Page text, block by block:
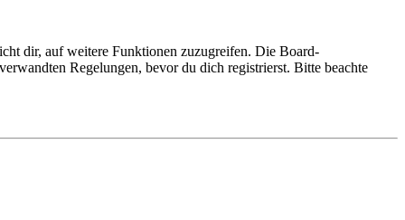
dir, auf weitere Funktionen zuzugreifen. Die Board-
Regelungen, bevor du dich registrierst. Bitte beachte